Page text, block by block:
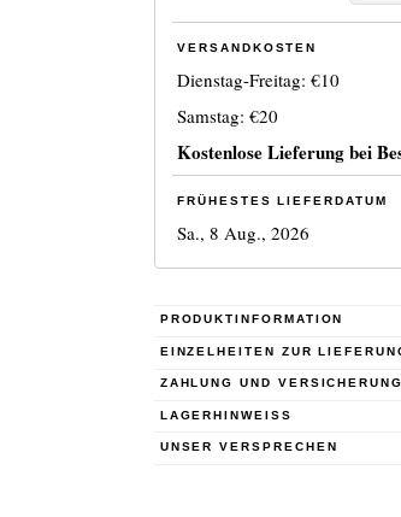
VERSANDKOSTEN
Dienstag-Freitag:€10
Samstag:€20
Kostenlose Lieferung bei
FRÜHESTES LIEFERDATUM
Sa., 8 Aug., 2026
PRODUKTINFORMATION
EINZELHEITEN ZUR
ZAHLUNG UND
LAGERHINWEISS
UNSER VERSPRECHEN